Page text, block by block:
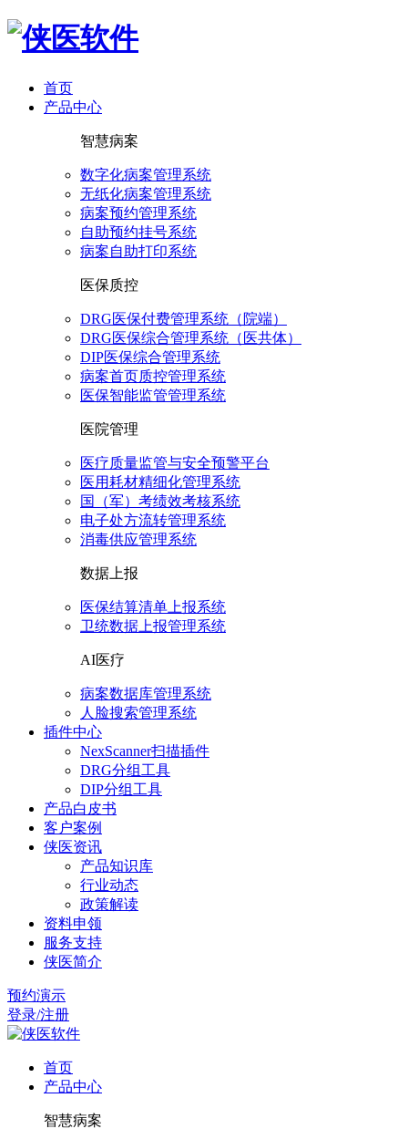
首页
产品中心
智慧病案
数字化病案管理系统
无纸化病案管理系统
病案预约管理系统
自助预约挂号系统
病案自助打印系统
医保质控
DRG医保付费管理系统（院端）
DRG医保综合管理系统（医共体）
DIP医保综合管理系统
病案首页质控管理系统
医保智能监管管理系统
医院管理
医疗质量监管与安全预警平台
医用耗材精细化管理系统
国（军）考绩效考核系统
电子处方流转管理系统
消毒供应管理系统
数据上报
医保结算清单上报系统
卫统数据上报管理系统
AI医疗
病案数据库管理系统
人脸搜索管理系统
插件中心
NexScanner扫描插件
DRG分组工具
DIP分组工具
产品白皮书
客户案例
侠医资讯
产品知识库
行业动态
政策解读
资料申领
服务支持
侠医简介
预约演示
登录/注册
首页
产品中心
智慧病案